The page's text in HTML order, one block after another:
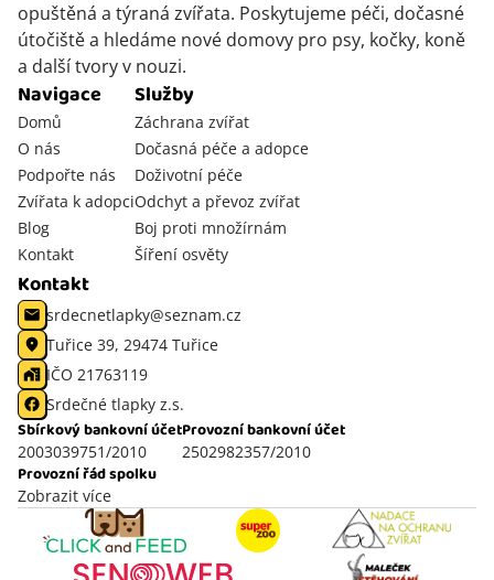
opuštěná a týraná zvířata. Poskytujeme péči, dočasné
útočiště a hledáme nové domovy pro psy, kočky, koně
a další tvory v nouzi.
Navigace
Domů
O nás
Podpořte nás
Zvířata k adopci
Blog
Kontakt
Služby
Záchrana zvířat
Dočasná péče a adopce
Doživotní péče
Odchyt a převoz zvířat
Boj proti množírnám
Šíření osvěty
Kontakt
srdecnetlapky@seznam.cz
Tuřice 39, 29474 Tuřice
IČO 21763119
Srdečné tlapky z.s.
Sbírkový bankovní účet
2003039751/2010
Provozní bankovní účet
2502982357/2010
Provozní řád spolku
Zobrazit více